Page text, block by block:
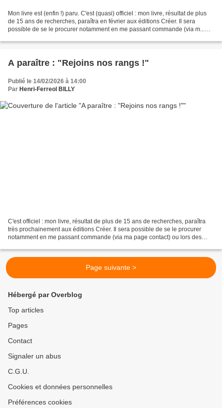
Mon livre est (enfin !) paru. C'est (quasi) officiel : mon livre, résultat de plus
de 15 ans de recherches, paraîtra en février aux éditions Créer. Il sera
possible de se le procurer notamment en me passant commande (via m...
A paraître : "Rejoins nos rangs !"
Publié le 14/02/2026 à 14:00
Par Henri-Ferreol BILLY
C'est officiel : mon livre, résultat de plus de 15 ans de recherches, paraîtra
très prochainement aux éditions Créer. Il sera possible de se le procurer
notamment en me passant commande (via ma page contact) ou lors des
Page suivante >
Hébergé par Overblog
Top articles
Pages
Contact
Signaler un abus
C.G.U.
Cookies et données personnelles
Préférences cookies